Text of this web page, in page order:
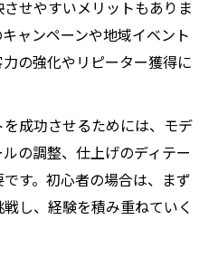
せやすいメリットもありま
ャンペーンや地域イベント
の強化やリピーター獲得に
成功させるためには、モデ
の調整、仕上げのディテー
す。初心者の場合は、まず
し、経験を積み重ねていく